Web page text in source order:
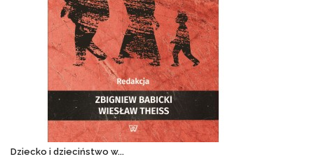
Dziecko i dzieciństwo w...